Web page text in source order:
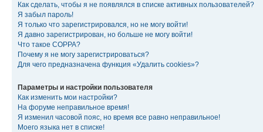
Как сделать, чтобы я не появлялся в списке активных пользователей?
Я забыл пароль!
Я только что зарегистрировался, но не могу войти!
Я давно зарегистрирован, но больше не могу войти!
Что такое COPPA?
Почему я не могу зарегистрироваться?
Для чего предназначена функция «Удалить cookies»?
Параметры и настройки пользователя
Как изменить мои настройки?
На форуме неправильное время!
Я изменил часовой пояс, но время все равно неправильное!
Моего языка нет в списке!